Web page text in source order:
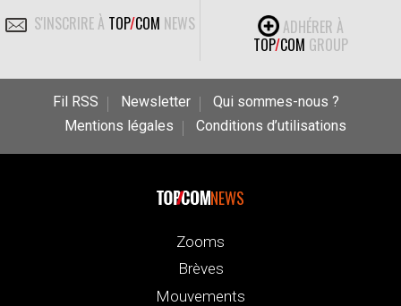
S'INSCRIRE À TOP/COM NEWS
ADHÉRER À
TOP/COM GROUP
Fil RSS Newsletter
Qui sommes-nous ?
Mentions légales
Conditions d’utilisations
NEWS
Zooms
Brèves
Mouvements